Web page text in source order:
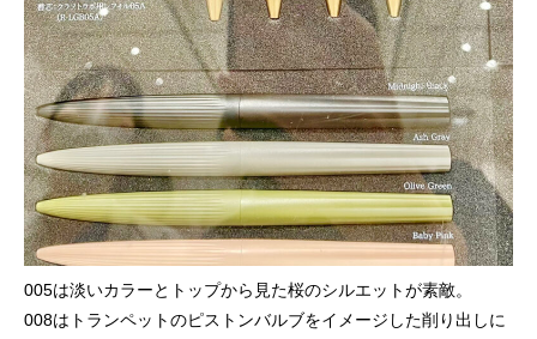
005は淡いカラーとトップから見た桜のシルエットが素敵。
008はトランペットのピストンバルブをイメージした削り出しに